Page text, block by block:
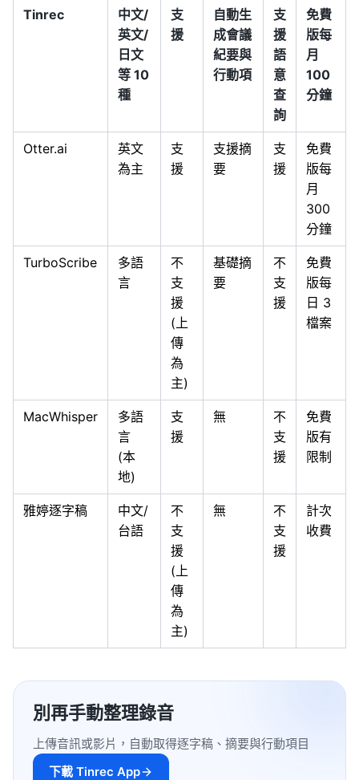
Tinrec
中文/
英文/
日文
等 10
種
支
援
自動生
成會議
紀要與
行動項
支
援
語
意
查
詢
免費
版每
月
100
分鐘
Otter.ai
英文
為主
支
援
支援摘
要
支
援
免費
版每
月
300
分鐘
TurboScribe
多語
言
不
支
援
(上
傳
為
主)
基礎摘
要
不
支
援
免費
版每
日 3
檔案
MacWhisper
多語
言
(本
地)
支
援
無
不
支
援
免費
版有
限制
雅婷逐字稿
中文/
台語
不
支
援
(上
傳
為
主)
無
不
支
援
計次
收費
別再手動整理錄音
上傳音訊或影片，自動取得逐字稿、摘要與行動項目
下載 Tinrec App